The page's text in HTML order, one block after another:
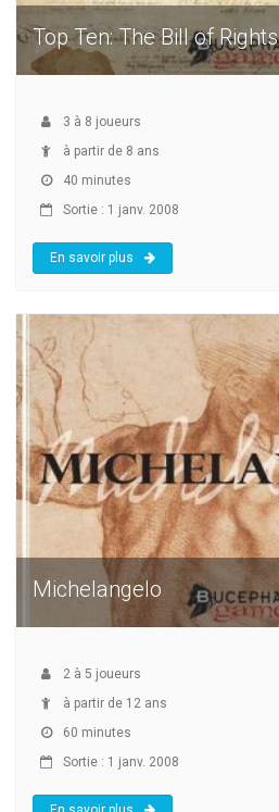
Top Ten: The Bill of Rights
3 à 8 joueurs
à partir de 8 ans
40 minutes
Sortie : 1 janv. 2008
En savoir plus
Michelangelo
2 à 5 joueurs
à partir de 12 ans
60 minutes
Sortie : 1 janv. 2008